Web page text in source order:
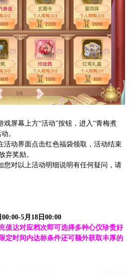
屏幕上方“活动”按钮，进入“青梅煮
。
活动界面点击红色福袋领取，活动结束
弃奖励。
您对以上活动明细说明有任何疑问，请
00:00-5月18日00:00
值达对应档次即可选择多种心仪珍贵好
定时间内达标条件还可额外获取丰厚的